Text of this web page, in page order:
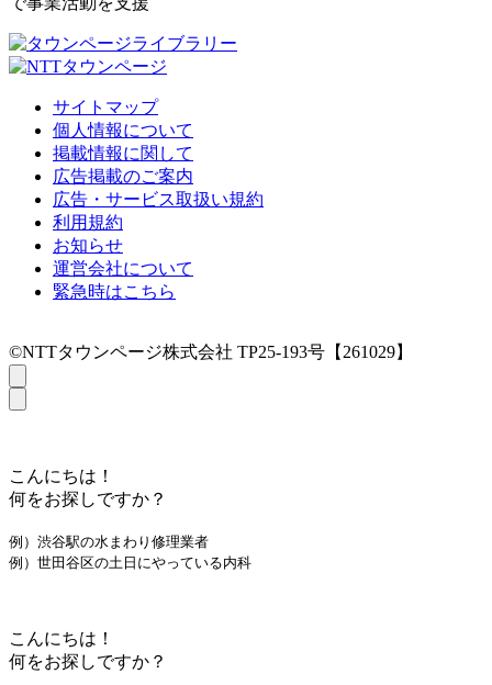
サイトマップ
個人情報について
掲載情報に関して
広告掲載のご案内
広告・サービス取扱い規約
利用規約
お知らせ
運営会社について
緊急時はこちら
©NTTタウンページ株式会社 TP25-193号【261029】
こんにちは！
何をお探しですか？
例）渋谷駅の水まわり修理業者
例）世田谷区の土日にやっている内科
こんにちは！
何をお探しですか？